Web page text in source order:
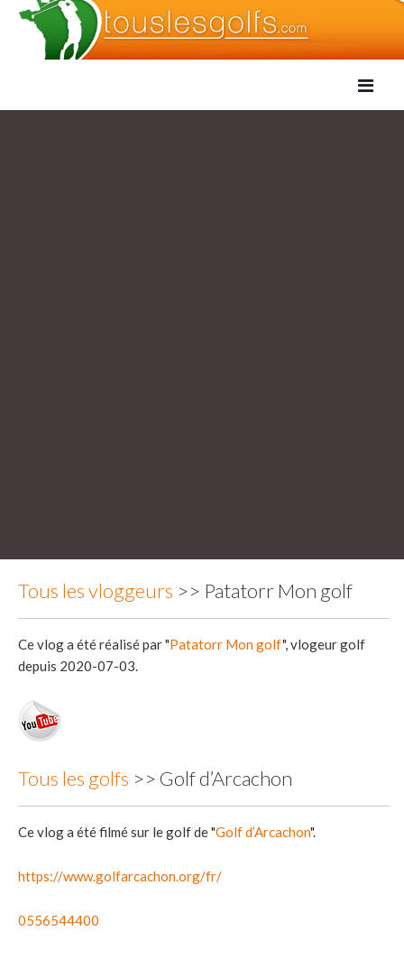
Tous les vloggeurs >> Patatorr Mon golf
Ce vlog a été réalisé par "Patatorr Mon golf", vlogeur golf
depuis 2020-07-03.
Tous les golfs >> Golf d’Arcachon
Ce vlog a été filmé sur le golf de "Golf d’Arcachon".
https://www.golfarcachon.org/fr/
0556544400